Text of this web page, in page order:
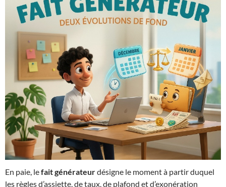
En paie, lefait générateurdésigne le moment à partir duquel
les règles d’assiette, de taux, de plafond et d’exonération